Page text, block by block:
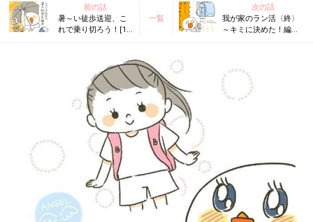
前の話
暑～い徒歩送迎、こ
れで乗り切ろう！[10
一覧
次の話
我が家のラン活〈終〉
～キミに決めた！編～